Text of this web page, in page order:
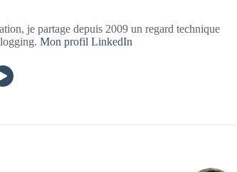
je partage depuis 2009 un regard technique
Mon profil LinkedIn